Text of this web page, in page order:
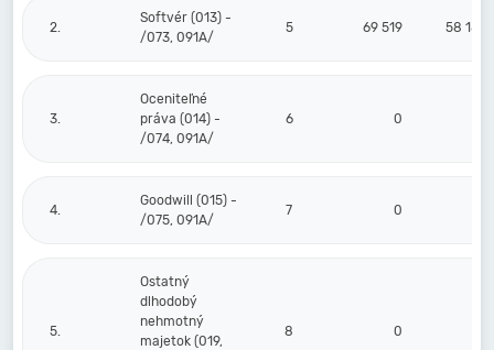
2.
Softvér (013) -
/073, 091A/
5 69 519 58 180
3.
Oceniteľné
práva (014) -
/074, 091A/
6 0
4.
Goodwill (015) -
/075, 091A/
7 0
5.
Ostatný
dlhodobý
nehmotný
majetok (019,
8 0